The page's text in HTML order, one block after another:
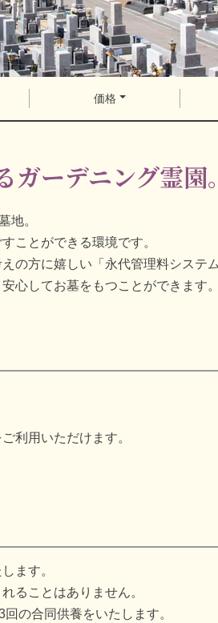
価格
ーデニング霊園。
地。
ことができる環境です。
の方に嬉しい「永代管理料システ
心してお墓をもつことができます。
利用いただけます。
ます。
ることはありません。
の合同供養をいたします。